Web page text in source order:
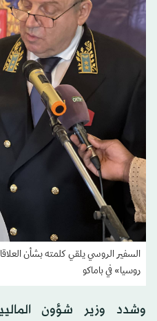
السفير الروسي يلقي كلمته بشأن
روسيا» في باماكو
وشدد وزير شؤون